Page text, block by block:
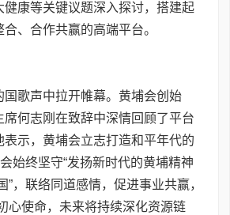
健康等关键议题深入探讨，搭建起
、合作共赢的高端平台。
国歌声中拉开帷幕。黄埔会创始
席何志刚在致辞中深情回顾了平台
表示，黄埔会立志打造和平年代的
始终坚守“发扬新时代的黄埔精神
”，联络同道感情，促进事业共赢，
心使命，未来将持续深化资源链